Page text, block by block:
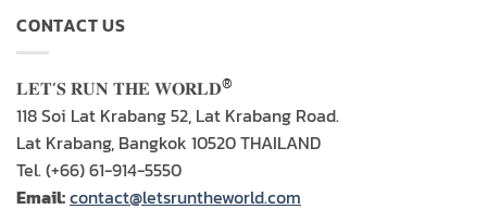
CONTACT US
𝐋𝐄𝐓’𝐒 𝐑𝐔𝐍 𝐓𝐇𝐄 𝐖𝐎𝐑𝐋𝐃®
118 Soi Lat Krabang 52, Lat Krabang Road.
Lat Krabang, Bangkok 10520 THAILAND
Tel. (+66) 61-914-5550
Email:contact@letsruntheworld.com